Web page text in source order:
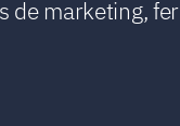
de marketing,